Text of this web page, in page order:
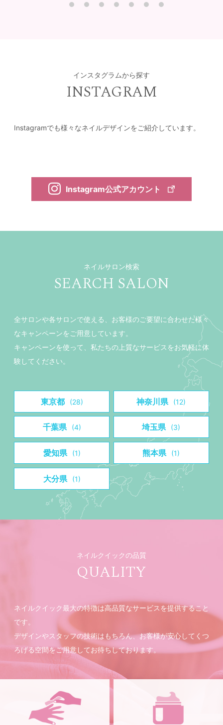
インスタグラムから探す
INSTAGRAM
Instagramでも様々なネイルデザインをご紹介しています。
Instagram公式アカウント
ネイルサロン検索
SEARCH SALON
全サロンや各サロンで使える、お客様のご要望に合わせた様々
なキャンペーンをご用意しています。
キャンペーンを使って、私たちの上質なサービスをお気軽に体
験してください。
東京都 (28) 神奈川県 (12)
千葉県 (4) 埼玉県 (3)
愛知県 (1) 熊本県 (1)
大分県 (1)
ネイルクイックの品質
QUALITY
ネイルクイック最大の特徴は高品質なサービスを提供すること
です。
デザインやスタッフの技術はもちろん、お客様が安心してくつ
ろげる空間をご用意してお待ちしております。